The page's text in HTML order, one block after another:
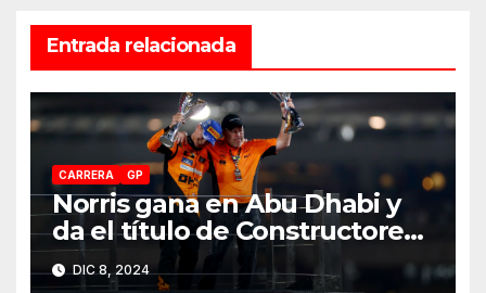
Entrada relacionada
CARRERA GP
Norris gana en Abu Dhabi y
da el título de Constructores
2024 a McLaren
DIC 8, 2024